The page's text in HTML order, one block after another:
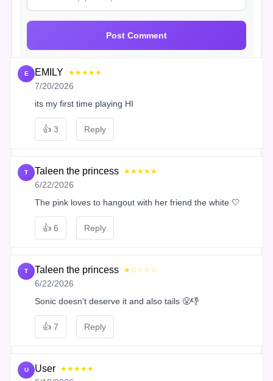
Post Comment
E EMILY ★★★★★
7/20/2026
its my first time playing HI
👍 3 Reply
T Taleen the princess ★★★★★
6/22/2026
The pink loves to hangout with her friend the white 🤍
👍 6 Reply
T Taleen the princess ★☆☆☆☆
6/22/2026
Sonic doesn't deserve it and also tails 😤👎
👍 7 Reply
U User ★★★★★